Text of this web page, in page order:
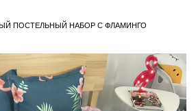
ПОСТЕЛЬНЫЙ НАБОР С ФЛАМИНГО
или авторизация